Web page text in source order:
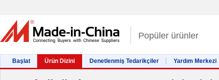
Popüler ürünler
Başlat Ürün Dizini Denetlenmiş Tedarikçiler Yardım Merkezi